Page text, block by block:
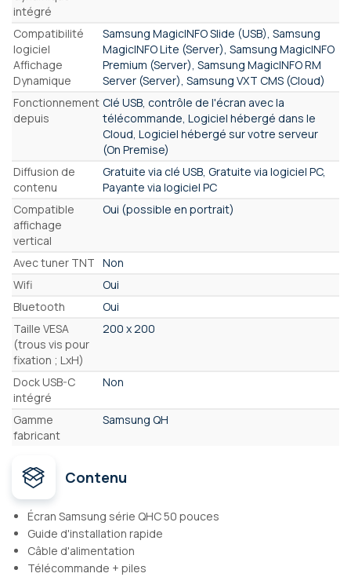
intégré
Compatibilité
logiciel
Affichage
Dynamique
Samsung MagicINFO Slide (USB), Samsung
MagicINFO Lite (Server), Samsung MagicINFO
Premium (Server), Samsung MagicINFO RM
Server (Server), Samsung VXT CMS (Cloud)
Fonctionnement
depuis
Clé USB, contrôle de l'écran avec la
télécommande, Logiciel hébergé dans le
Cloud, Logiciel hébergé sur votre serveur
(On Premise)
Diffusion de
contenu
Gratuite via clé USB, Gratuite via logiciel PC,
Payante via logiciel PC
Compatible
affichage
vertical
Oui (possible en portrait)
Avec tuner TNT Non
Wifi
Oui
Bluetooth
Oui
Taille VESA
(trous vis pour
fixation ; LxH)
200 x 200
Dock USB-C
intégré
Non
Gamme
fabricant
Samsung QH
Contenu
Écran Samsung série QHC 50 pouces
Guide d'installation rapide
Câble d'alimentation
Télécommande + piles